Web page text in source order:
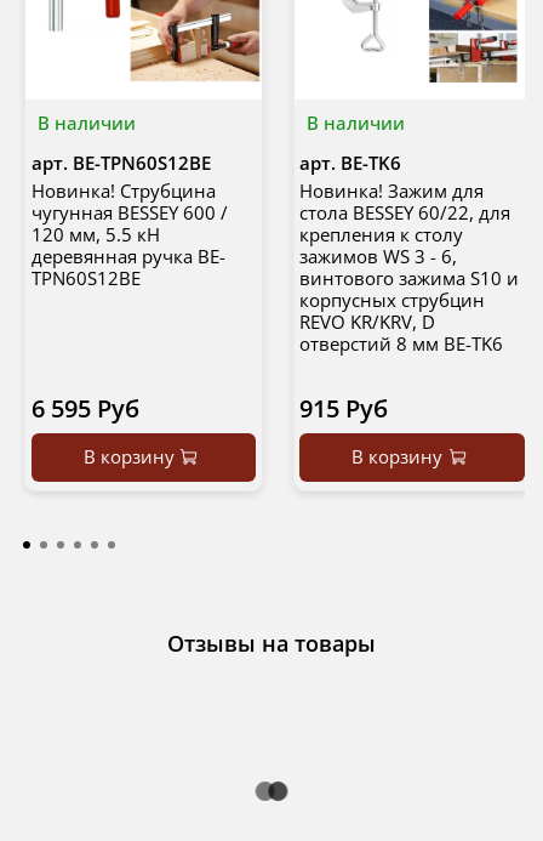
В наличии
арт. BE-TPN60S12BE
Новинка! Струбцина
чугунная BESSEY 600 /
120 мм, 5.5 кН
деревянная ручка BE-
TPN60S12BE
6 595 Руб
В корзину
В наличии
арт. BE-TK6
Новинка! Зажим для
стола BESSEY 60/22, для
крепления к столу
зажимов WS 3 - 6,
винтового зажима S10 и
корпусных струбцин
REVO KR/KRV, D
отверстий 8 мм BE-TK6
915 Руб
В корзину
Отзывы на товары